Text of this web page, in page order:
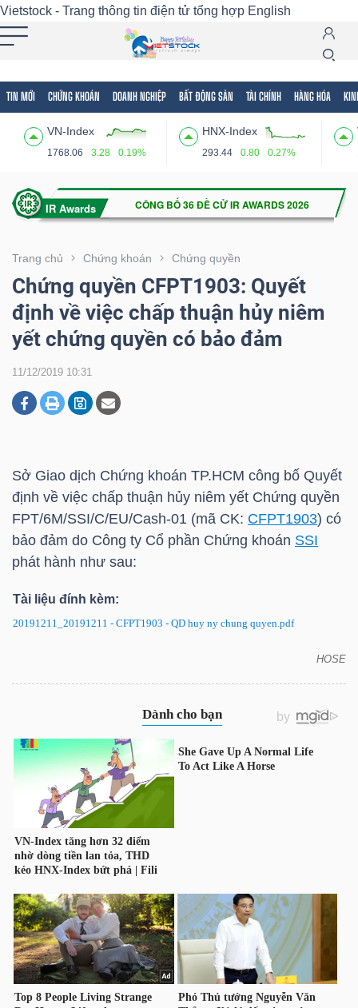
Vietstock - Trang thông tin điện tử tổng hợp English
TIN MỚI CHỨNG KHOÁN DOANH NGHIỆP BẤT ĐỘNG SẢN TÀI CHÍNH HÀNG HÓA
VN-Index
1768.06 3.28 0.19%
HNX-Index
293.44 0.80 0.27%
Trang chủ Chứng khoán Chứng quyền
Chứng quyền CFPT1903: Quyết
định về việc chấp thuận hủy niêm
yết chứng quyền có bảo đảm
11/12/2019 10:31
Sở Giao dịch Chứng khoán TP.HCM công bố Quyết
định về việc chấp thuận hủy niêm yết Chứng quyền
FPT/6M/SSI/C/EU/Cash-01 (mã CK: CFPT1903) có
bảo đảm do Công ty Cổ phần Chứng khoán SSI
phát hành như sau:
Tài liệu đính kèm:
20191211_20191211 - CFPT1903 - QD huy ny chung quyen.pdf
HOSE
Tất cả Tính năng Ngành Mã chứng khoán
Tính
(-)
VIETSTOCK
CHỨNG
KHOÁN
DOANH
ĐỘNG
SẢN
TÀI
HÓA
KINH
TẾ
THẾ
GIỚI